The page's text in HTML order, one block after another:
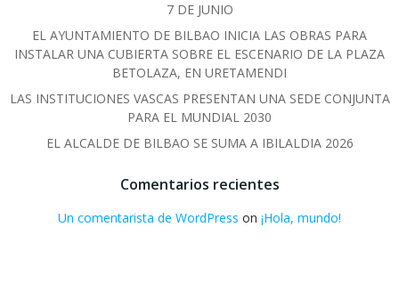
7 DE JUNIO
EL AYUNTAMIENTO DE BILBAO INICIA LAS OBRAS PARA
INSTALAR UNA CUBIERTA SOBRE EL ESCENARIO DE LA PLAZA
BETOLAZA, EN URETAMENDI
LAS INSTITUCIONES VASCAS PRESENTAN UNA SEDE CONJUNTA
PARA EL MUNDIAL 2030
EL ALCALDE DE BILBAO SE SUMA A IBILALDIA 2026
Comentarios recientes
Un comentarista de WordPress on ¡Hola, mundo!